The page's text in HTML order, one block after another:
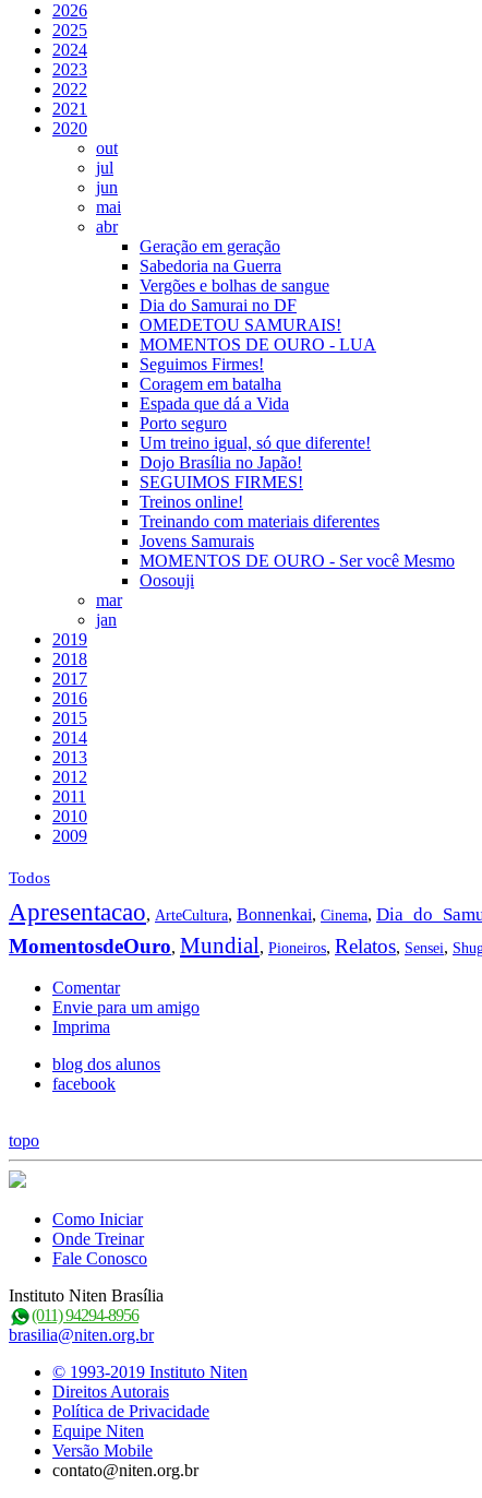
2026
2025
2024
2023
2022
2021
2020
out
jul
jun
mai
abr
Geração em geração
Sabedoria na Guerra
Vergões e bolhas de sangue
Dia do Samurai no DF
OMEDETOU SAMURAIS!
MOMENTOS DE OURO - LUA
Seguimos Firmes!
Coragem em batalha
Espada que dá a Vida
Porto seguro
Um treino igual, só que diferente!
Dojo Brasília no Japão!
SEGUIMOS FIRMES!
Treinos online!
Treinando com materiais diferentes
Jovens Samurais
MOMENTOS DE OURO - Ser você Mesmo
Oosouji
mar
jan
2019
2018
2017
2016
2015
2014
2013
2012
2011
2010
2009
Todos
Apresentacao, ArteCultura, Bonnenkai, Cinema,
MomentosdeOuro, Mundial, Pioneiros, Relatos, Sensei,
Comentar
Envie para um amigo
Imprima
blog dos alunos
facebook
topo
Como Iniciar
Onde Treinar
Fale Conosco
Instituto Niten Brasília
(011) 94294-8956
brasilia@niten.org.br
© 1993-2019 Instituto Niten
Direitos Autorais
Política de Privacidade
Equipe Niten
Versão Mobile
contato@niten.org.br